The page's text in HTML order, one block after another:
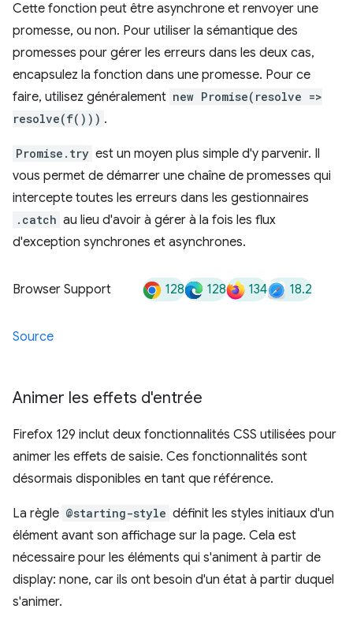
Cette fonction peut être asynchrone et renvoyer une
promesse, ou non. Pour utiliser la sémantique des
promesses pour gérer les erreurs dans les deux cas,
encapsulez la fonction dans une promesse. Pour ce
faire, utilisez généralement new Promise(resolve =>
resolve(f())) .
Promise.try est un moyen plus simple d'y parvenir. Il
vous permet de démarrer une chaîne de promesses qui
intercepte toutes les erreurs dans les gestionnaires
.catch au lieu d'avoir à gérer à la fois les flux
d'exception synchrones et asynchrones.
Browser Support 128 128 134 18.2
Source
Animer les effets d'entrée
Firefox 129 inclut deux fonctionnalités CSS utilisées pour
animer les effets de saisie. Ces fonctionnalités sont
désormais disponibles en tant que référence.
La règle @starting-style définit les styles initiaux d'un
élément avant son affichage sur la page. Cela est
nécessaire pour les éléments qui s'animent à partir de
display: none, car ils ont besoin d'un état à partir duquel
s'animer.